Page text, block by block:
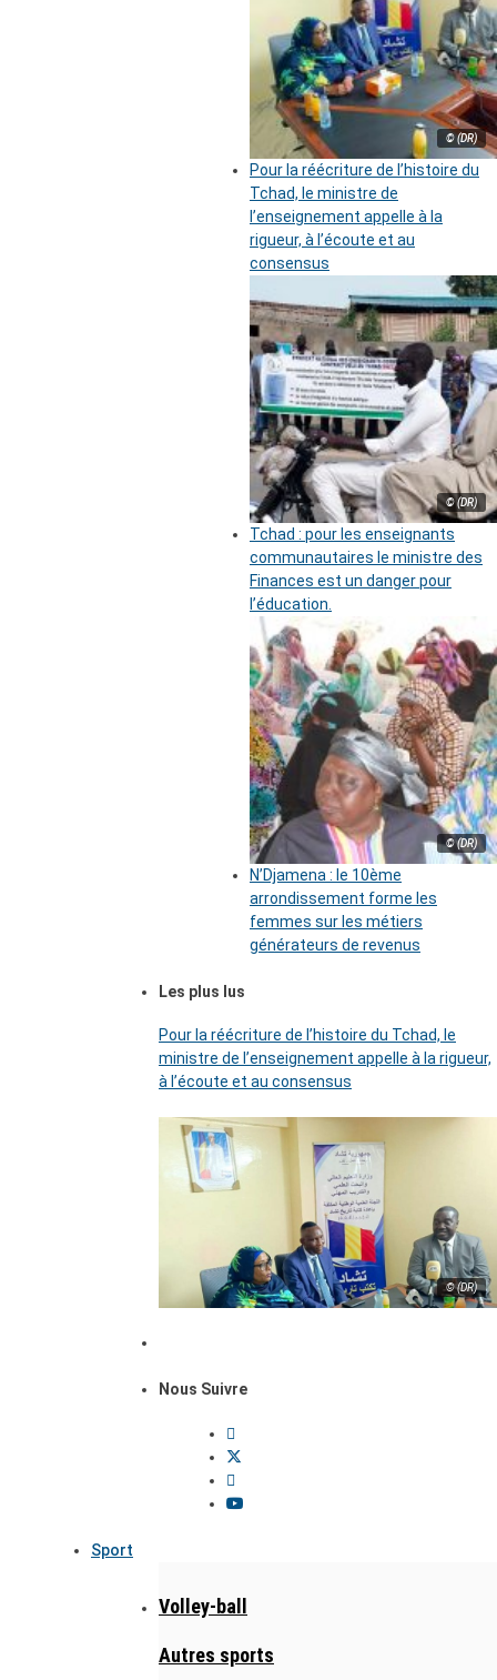
© (DR)
Pour la réécriture de l’histoire du
Tchad, le ministre de
l’enseignement appelle à la
rigueur, à l’écoute et au
consensus
© (DR)
Tchad : pour les enseignants
communautaires le ministre des
Finances est un danger pour
l’éducation.
© (DR)
N’Djamena : le 10ème
arrondissement forme les
femmes sur les métiers
générateurs de revenus
Les plus lus
Pour la réécriture de l’histoire du Tchad, le
ministre de l’enseignement appelle à la rigueur,
à l’écoute et au consensus
© (DR)
Nous Suivre
Sport
Volley-ball
Autres sports